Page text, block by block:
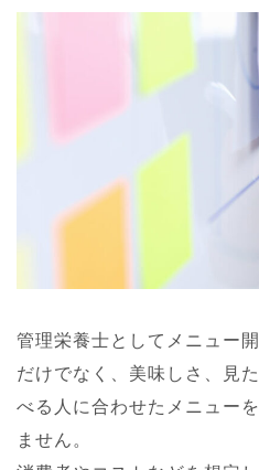
管理栄養士としてメニュー
だけでなく、美味しさ、見
べる人に合わせたメニュー
ません。